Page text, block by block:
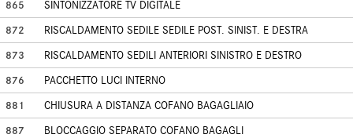
865
SINTONIZZATORE TV DIGITALE
872
RISCALDAMENTO SEDILE SEDILE POST. SINIST. E DESTRA
873
RISCALDAMENTO SEDILI ANTERIORI SINISTRO E DESTRO
876
PACCHETTO LUCI INTERNO
881
CHIUSURA A DISTANZA COFANO BAGAGLIAIO
887
BLOCCAGGIO SEPARATO COFANO BAGAGLI